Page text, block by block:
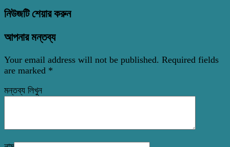
নিউজটি শেয়ার করুন
আপনার মন্তব্য
Your email address will not be published. Required fields
are marked *
মন্তব্য লিখুন